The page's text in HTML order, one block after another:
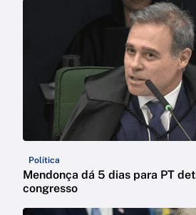
Política
Mendonça dá 5 dias para PT
congresso